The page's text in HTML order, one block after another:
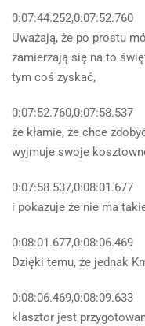
0:07:44.252,0:07:52.760
Uważają, że po prostu
zamierzają się na to
tym coś zyskać,
0:07:52.760,0:07:58.537
że kłamie, że chce
wyjmuje swoje
0:07:58.537,0:08:01.677
i pokazuje że nie ma
0:08:01.677,0:08:06.469
Dzięki temu, że jednak
0:08:06.469,0:08:09.633
klasztor jest